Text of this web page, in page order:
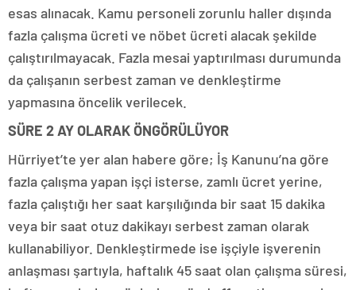
esas alınacak. Kamu personeli zorunlu haller dışında
fazla çalışma ücreti ve nöbet ücreti alacak şekilde
çalıştırılmayacak. Fazla mesai yaptırılması durumunda
da çalışanın serbest zaman ve denkleştirme
yapmasına öncelik verilecek.
SÜRE 2 AY OLARAK ÖNGÖRÜLÜYOR
Hürriyet’te yer alan habere göre; İş Kanunu’na göre
fazla çalışma yapan işçi isterse, zamlı ücret yerine,
fazla çalıştığı her saat karşılığında bir saat 15 dakika
veya bir saat otuz dakikayı serbest zaman olarak
kullanabiliyor. Denkleştirmede ise işçiyle işverenin
anlaşması şartıyla, haftalık 45 saat olan çalışma süresi,